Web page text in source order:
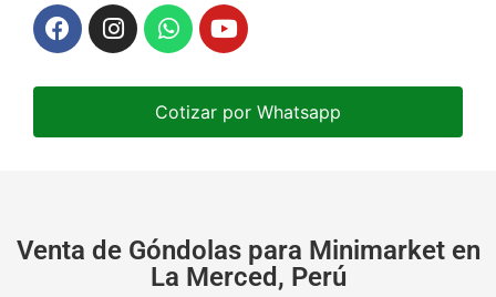
Cotizar por Whatsapp
Venta de Góndolas para Minimarket en
La Merced, Perú